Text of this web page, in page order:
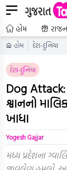
હોમ
હોમ દેશ-દુનિયા
દેશ-દુનિયા
Dog
શ્વાનનો
ખાધા
Yogesh Gajjar
મધ્ય પ્રદેશના